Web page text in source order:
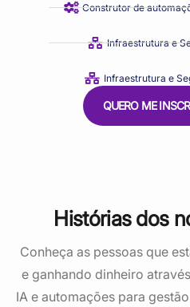
Construtor de
Infraestrutura e
Infraestrutura e
QUERO ME
Histórias dos
Conheça as pessoas que
e ganhando dinheiro
IA e automações para